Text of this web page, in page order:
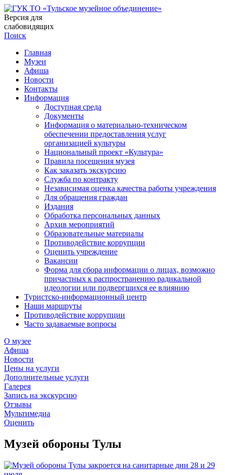
Версия для
слабовидящих
Поиск
Главная
Музеи
Афиша
Новости
Контакты
Информация
Доступная среда
Документы
Информация о материально-техническом
обеспечении предоставления услуг
организацией культуры
Национальный проект «Культура»
Правила посещения музея
Как заказать экскурсию
Служба по контракту
Независимая оценка качества работы учреждения
Для обращения граждан
Издания
Обработка персональных данных
Архив мероприятий
Образовательные материалы
Противодействие коррупции
Оценить учреждение
Вакансии
Форма для сбора информации о лицах, возможно
причастных к распространению радикальной
идеологии или подвергшихся ее влиянию
Туристско-информационный центр
Наши маршруты
Противодействие коррупции
Часто задаваемые вопросы
О музее
Афиша
Новости
Цены на услуги
Дополнительные услуги
Галерея
Запись на экскурсию
Отзывы
Мультимедиа
Оценить
Музей обороны Тулы